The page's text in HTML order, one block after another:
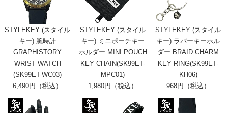
STYLEKEY (スタイル
キー) 腕時計
GRAPHISTORY
WRIST WATCH
(SK99ET-WC03)
6,490円（税込）
STYLEKEY (スタイル
キー) ミニポーチキー
ホルダー MINI POUCH
KEY CHAIN(SK99ET-
MPC01)
1,980円（税込）
STYLEKEY (スタイル
キー) ラバーキーホル
ダー BRAID CHARM
KEY RING(SK99ET-
KH06)
968円（税込）